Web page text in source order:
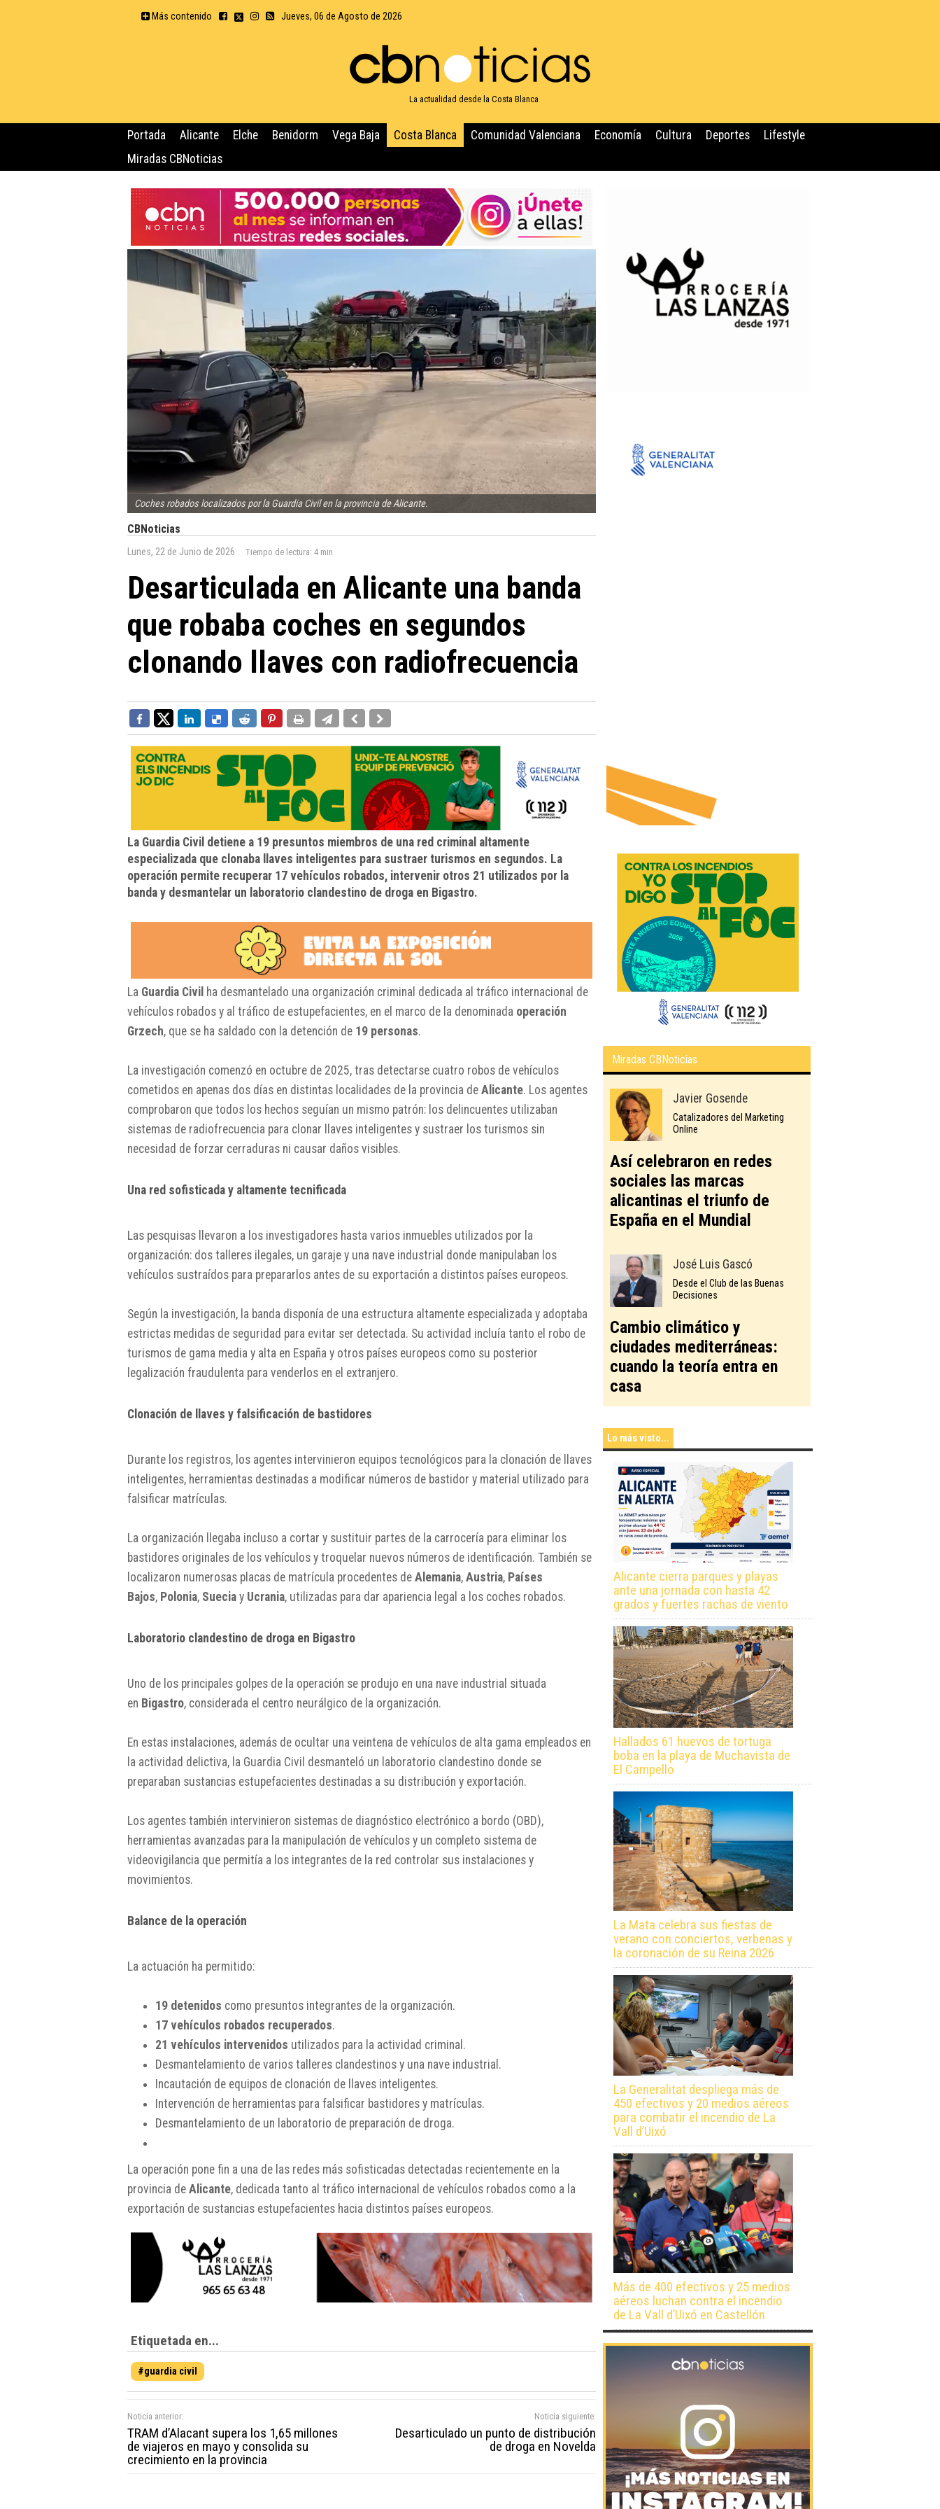
Más contenido Jueves, 06 de Agosto de 2026
La actualidad desde la Costa Blanca
Portada Alicante Elche Benidorm Vega Baja Costa Blanca Comunidad Valenciana Economía Cultura Deportes
Lifestyle
Miradas CBNoticias
Coches robados localizados por la Guardia Civil en la provincia de Alicante.
CBNoticias
Lunes, 22 de Junio de 2026 Tiempo de lectura: 4 min
Desarticulada en Alicante una banda
que robaba coches en segundos
clonando llaves con radiofrecuencia
La Guardia Civil detiene a 19 presuntos miembros de una red criminal altamente
especializada que clonaba llaves inteligentes para sustraer turismos en segundos. La
operación permite recuperar 17 vehículos robados, intervenir otros 21 utilizados por la
banda y desmantelar un laboratorio clandestino de droga en Bigastro.
La Guardia Civil ha desmantelado una organización criminal dedicada al tráfico internacional de
vehículos robados y al tráfico de estupefacientes, en el marco de la denominada operación
Grzech, que se ha saldado con la detención de 19 personas.
La investigación comenzó en octubre de 2025, tras detectarse cuatro robos de vehículos
cometidos en apenas dos días en distintas localidades de la provincia de Alicante. Los agentes
comprobaron que todos los hechos seguían un mismo patrón: los delincuentes utilizaban
sistemas de radiofrecuencia para clonar llaves inteligentes y sustraer los turismos sin
necesidad de forzar cerraduras ni causar daños visibles.
Una red sofisticada y altamente tecnificada
Las pesquisas llevaron a los investigadores hasta varios inmuebles utilizados por la
organización: dos talleres ilegales, un garaje y una nave industrial donde manipulaban los
vehículos sustraídos para prepararlos antes de su exportación a distintos países europeos.
Según la investigación, la banda disponía de una estructura altamente especializada y adoptaba
estrictas medidas de seguridad para evitar ser detectada. Su actividad incluía tanto el robo de
turismos de gama media y alta en España y otros países europeos como su posterior
legalización fraudulenta para venderlos en el extranjero.
Clonación de llaves y falsificación de bastidores
Durante los registros, los agentes intervinieron equipos tecnológicos para la clonación de llaves
inteligentes, herramientas destinadas a modificar números de bastidor y material utilizado para
falsificar matrículas.
La organización llegaba incluso a cortar y sustituir partes de la carrocería para eliminar los
bastidores originales de los vehículos y troquelar nuevos números de identificación. También se
localizaron numerosas placas de matrícula procedentes de Alemania, Austria, Países
Bajos, Polonia, Suecia y Ucrania, utilizadas para dar apariencia legal a los coches robados.
Laboratorio clandestino de droga en Bigastro
Uno de los principales golpes de la operación se produjo en una nave industrial situada
en Bigastro, considerada el centro neurálgico de la organización.
En estas instalaciones, además de ocultar una veintena de vehículos de alta gama empleados en
la actividad delictiva, la Guardia Civil desmanteló un laboratorio clandestino donde se
preparaban sustancias estupefacientes destinadas a su distribución y exportación.
Los agentes también intervinieron sistemas de diagnóstico electrónico a bordo (OBD),
herramientas avanzadas para la manipulación de vehículos y un completo sistema de
videovigilancia que permitía a los integrantes de la red controlar sus instalaciones y
movimientos.
Balance de la operación
La actuación ha permitido:
19 detenidos como presuntos integrantes de la organización.
17 vehículos robados recuperados.
21 vehículos intervenidos utilizados para la actividad criminal.
Desmantelamiento de varios talleres clandestinos y una nave industrial.
Incautación de equipos de clonación de llaves inteligentes.
Intervención de herramientas para falsificar bastidores y matrículas.
Desmantelamiento de un laboratorio de preparación de droga.
La operación pone fin a una de las redes más sofisticadas detectadas recientemente en la
provincia de Alicante, dedicada tanto al tráfico internacional de vehículos robados como a la
exportación de sustancias estupefacientes hacia distintos países europeos.
Etiquetada en...
#guardia civil
Noticia anterior:
TRAM d’Alacant supera los 1,65 millones
de viajeros en mayo y consolida su
crecimiento en la provincia
Noticia siguiente:
Desarticulado un punto de distribución
de droga en Novelda
Miradas CBNoticias
Javier Gosende
Catalizadores del Marketing
Online
Así celebraron en redes
sociales las marcas
alicantinas el triunfo de
España en el Mundial
José Luis Gascó
Desde el Club de las Buenas
Decisiones
Cambio climático y
ciudades mediterráneas:
cuando la teoría entra en
casa
Lo más visto...
Alicante cierra parques y playas
ante una jornada con hasta 42
grados y fuertes rachas de viento
Hallados 61 huevos de tortuga
boba en la playa de Muchavista de
El Campello
La Mata celebra sus fiestas de
verano con conciertos, verbenas y
la coronación de su Reina 2026
La Generalitat despliega más de
450 efectivos y 20 medios aéreos
para combatir el incendio de La
Vall d’Uixó
Más de 400 efectivos y 25 medios
aéreos luchan contra el incendio
de La Vall d’Uixó en Castellón